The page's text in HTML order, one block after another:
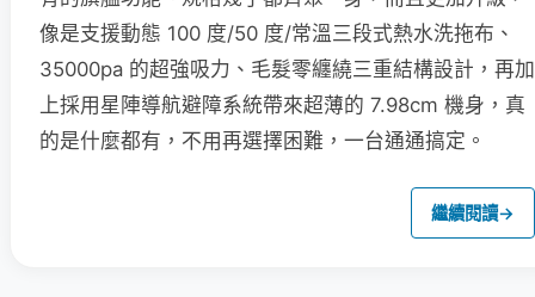
像是支援動態 100 度/50 度/常溫三段式熱水洗拖布、
35000pa 的超強吸力、毛髮零纏繞三重結構設計，再加
上採用星陣導航避障系統帶來超薄的 7.98cm 機身，真
的是什麼都有，不用再選擇困難，一台通通搞定。
繼續閱讀→